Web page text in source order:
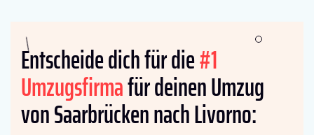
Entscheide dich für die#1
Umzugsfirmafür deinen Umzug
von Saarbrücken nach Livorno: